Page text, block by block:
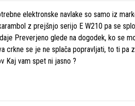
elektronske navlake so samo iz
z prejšnjo serijo E W210 pa se
Preverjeno glede na dogodek, ko se
crkne se je ne splača popravljati, to ti pa
Kaj vam spet ni jasno ?